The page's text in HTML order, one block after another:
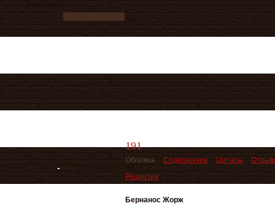
Ваш заказ
191
Обложка Содержание Цитаты
Рецензии
Бернанос Жорж